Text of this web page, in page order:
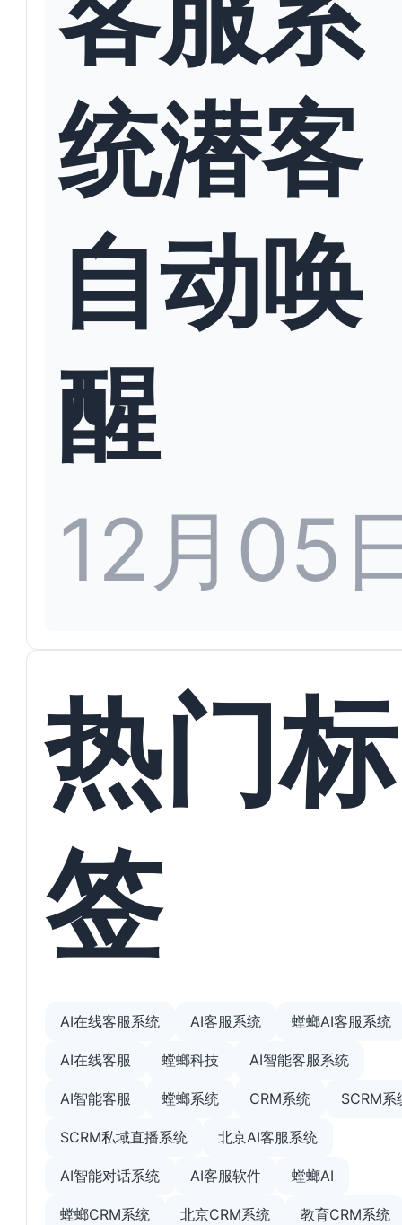
统潜客
自动唤
醒
12月05
热门标
签
AI在线客服系统 AI客服系统 螳螂AI客服系统
AI在线客服 螳螂科技 AI智能客服系统
AI智能客服 螳螂系统 CRM系统 SCRM系
SCRM私域直播系统 北京AI客服系统
AI智能对话系统 AI客服软件 螳螂AI
螳螂CRM系统 北京CRM系统 教育CRM系统